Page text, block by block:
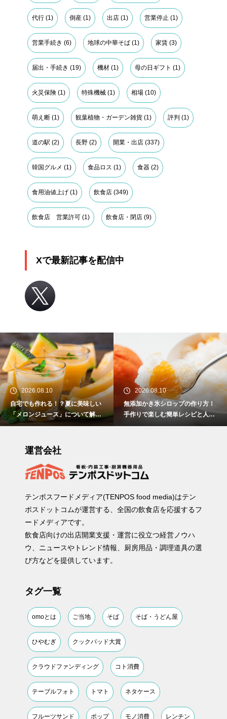
代行 (1) 倒産 (1) 出店 (1) 営業停止 (1)
営業手続き (6) 地球の中華そば (1) 家賃 (3)
届出・手続き (19) 機材 (1) 母の日ギフト (1)
火災保険 (1) 特殊機械 (1) 相場 (10)
萌え断 (1) 観葉植物・ガーデン雑貨 (1) 評判 (1)
道の駅 (2) 長野 (2) 開業・出店 (337)
韓国グルメ (1) 食品ロス (1) 食器 (2)
食用油値上げ (1) 飲食店 (349)
飲食店 営業許可 (1) 飲食店・閉店 (9)
Xで最新記事を配信中
2026.08.10
自宅でも作れる！？夏に美味しい
「メロンジュース」について解
説！
2026.08.10
無添加かき氷シロップの作り方！
手作りで楽しむ簡単レシピと人気
フレーバーを紹介
運営会社
テンポスフードメディア(TENPOS food media)はテン
ポスドットコムが運営する、全国の飲食店を応援するフ
ードメディアです。
飲食店向けの出店開業支援・運営に役立つ経営ノウハ
ウ、ニュースやトレンド情報、厨房用品・調理道具の選
び方などを提供しています。
タグ一覧
omoとは ご当地 そば そば・うどん屋
ひやむぎ クックパッド大賞
クラウドファンディング コト消費
テーブルフォト トマト ネタケース
フルーツサンド ポップ モノ消費 レンチン